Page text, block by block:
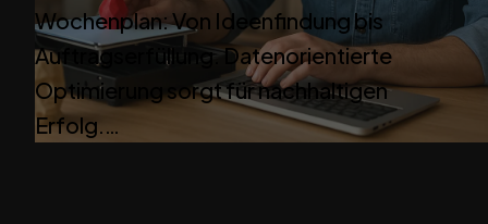
Wochenplan: Von Ideenfindung bis
Auftragserfüllung. Datenorientierte
Optimierung sorgt für nachhaltigen
Erfolg.…